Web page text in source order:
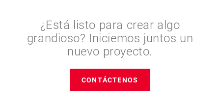
¿Está listo para crear algo
grandioso? Iniciemos juntos un
nuevo proyecto.
CONTÁCTENOS